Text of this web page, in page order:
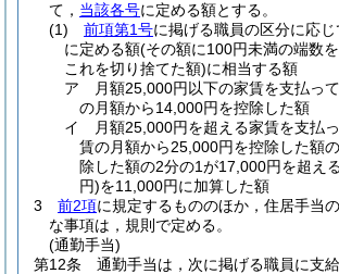
て， 当該各号に定める額とする。
(1)
前項第1号に掲げる職員の区分に応
に定める額(その額に100円未満の端数
これを切り捨てた額)に相当する額
ア
月額25,000円以下の家賃を支払っ
の月額から14,000円を控除した額
イ
月額25,000円を超える家賃を支払
賃の月額から25,000円を控除した額
除した額の2分の1が17,000円を超え
円)を11,000円に加算した額
3
前2項に規定するもののほか，住居手当
な事項は，規則で定める。
(通勤手当)
第12条
通勤手当は，次に掲げる職員に支給